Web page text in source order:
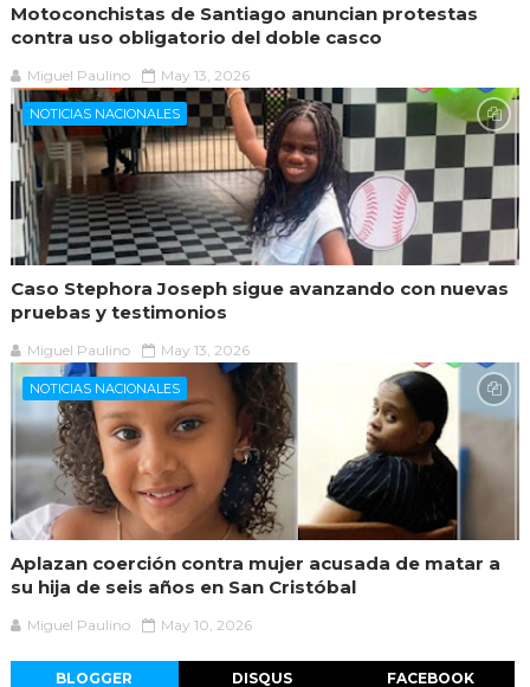
Motoconchistas de Santiago anuncian protestas
contra uso obligatorio del doble casco
Miguel Paulino May 13, 2026
NOTICIAS NACIONALES
Caso Stephora Joseph sigue avanzando con nuevas
pruebas y testimonios
Miguel Paulino May 13, 2026
NOTICIAS NACIONALES
Aplazan coerción contra mujer acusada de matar a
su hija de seis años en San Cristóbal
Miguel Paulino May 10, 2026
BLOGGER DISQUS FACEBOOK